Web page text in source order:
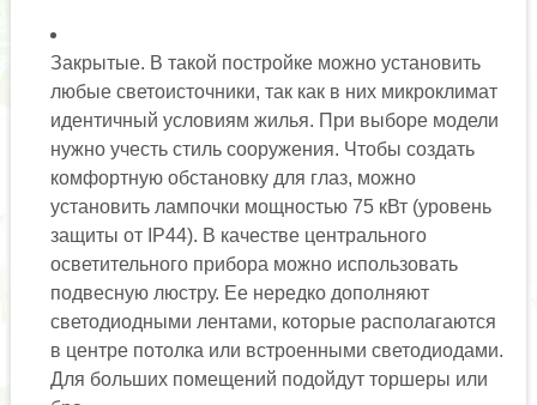
Закрытые. В такой постройке можно установить
любые светоисточники, так как в них микроклимат
идентичный условиям жилья. При выборе модели
нужно учесть стиль сооружения. Чтобы создать
комфортную обстановку для глаз, можно
установить лампочки мощностью 75 кВт (уровень
защиты от IP44). В качестве центрального
осветительного прибора можно использовать
подвесную люстру. Ее нередко дополняют
светодиодными лентами, которые располагаются
в центре потолка или встроенными светодиодами.
Для больших помещений подойдут торшеры или